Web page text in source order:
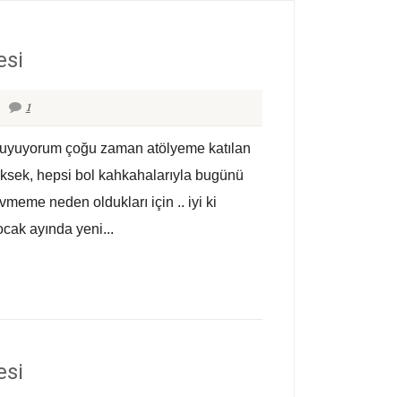
1
çoğu zaman atölyeme katılan
hepsi bol kahkahalarıyla bugünü
neden oldukları için .. iyi ki
ayında yeni...